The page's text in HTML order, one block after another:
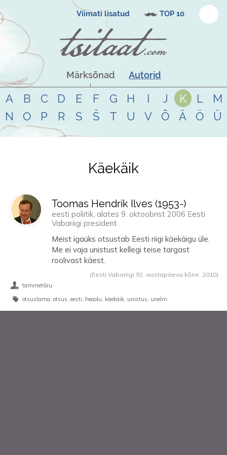
Viimati lisatud TOP 10
Märksõnad Autorid
A B C D E F G H I J K L
M
N
O P R S Š T U V Õ Ä Ö Ü
Tsitaadid teemalkäekäik
Käekäik
Toomas Hendrik Ilves (1953-)
eesti poliitik, alates 9. oktoobrist 2006 Eesti
Vabariigi president
Meist igaüks otsustab Eesti riigi käekäigu üle.
Me ei vaja unistust kellegi teise targast
roolivast käest.
(Eesti Vabariigi 92. aastapäeva kõne, 2010)
tammet6ru
otsustama otsus eesti heaolu käekäik unistus unelm